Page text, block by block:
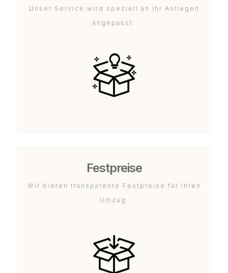
Unser Service wird speziell an Ihr Anliegen
angepasst.
Festpreise
Wir bieten transparente Festpreise für Ihren
Umzug.